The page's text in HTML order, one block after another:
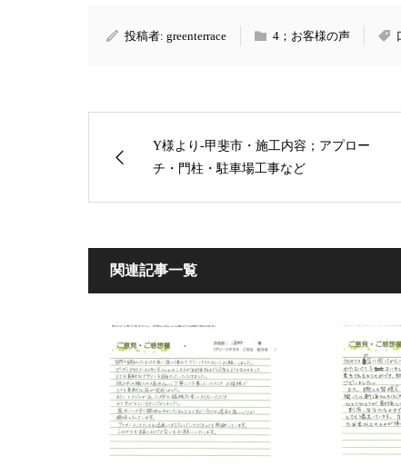
投稿者: greenterrace 4；お客様の声
Y様より-甲斐市・施工内容；アプロー
チ・門柱・駐車場工事など
関連記事一覧